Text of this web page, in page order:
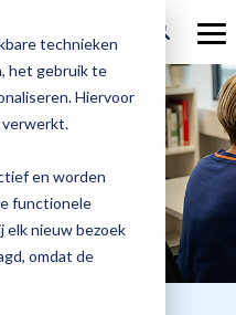
technieken
het gebruik te
Hiervoor
en worden
functionele
nieuw bezoek
omdat de
alle
oplossingen
hoe
jouw
school
vooruit
helpt?
Met
Check-
up